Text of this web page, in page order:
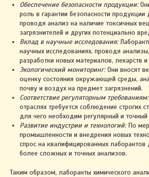
Обеспечение безопасности продукции:
роль в гарантии безопасности продукции
проводя анализ на наличие токсичных
загрязнителей и других потенциально
Вклад в научные исследования:
научных исследованиях, проводя
разработки новых материалов, лекарств и
Экологический мониторинг:Они вносят
оценку состояния окружающей среды,
почву и воздух на предмет загрязнений.
Соответствие регуляторным требованиям:
отраслях требуется соблюдение строгих
для чего необходим регулярный и точный
Развитие индустрии и технологий:По
промышленности и внедрения новых
спрос на квалифицированных лаборантов
более сложных и точных анализов.
Таким образом, лаборанты химического